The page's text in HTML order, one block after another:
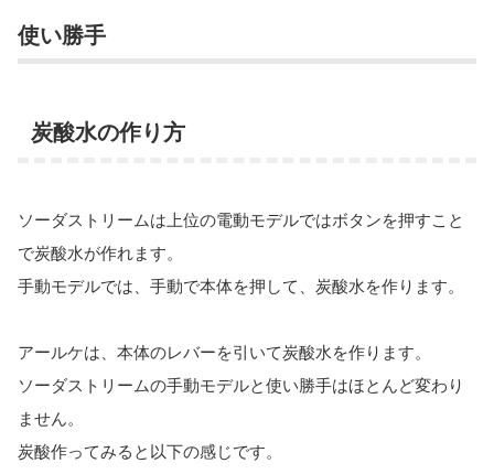
使い勝手
炭酸水の作り方
ソーダストリームは上位の電動モデルではボタンを押すこと
で炭酸水が作れます。
手動モデルでは、手動で本体を押して、炭酸水を作ります。
アールケは、本体のレバーを引いて炭酸水を作ります。
ソーダストリームの手動モデルと使い勝手はほとんど変わり
ません。
炭酸作ってみると以下の感じです。